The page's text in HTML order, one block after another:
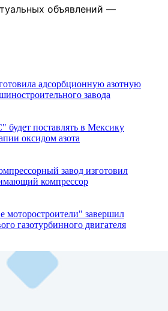
объявлений —
адсорбционную азотную
завода
поставлять в Мексику
оксидом азота
завод изготовил
компрессор
моторостроители" завершил
газотурбинного двигателя